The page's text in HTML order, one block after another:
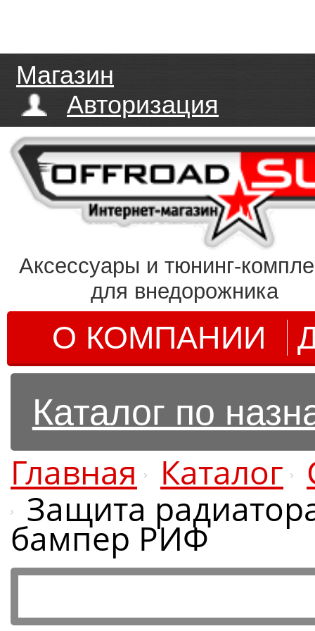
Магазин
Авторизация
Аксессуары и тюнинг-
для внедорожника
О КОМПАНИИ
Каталог по
Главная Каталог
Защита
бампер РИФ